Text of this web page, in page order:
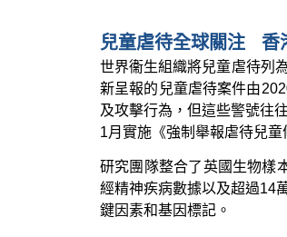
兒童虐待全球關注 香
世界衞生組織將兒童虐待列
新呈報的兒童虐待案件由
及攻擊行為，但這些警號往
1月實施《強制舉報虐待兒
研究團隊整合了英國生物樣
經精神疾病數據以及超過14
鍵因素和基因標記。